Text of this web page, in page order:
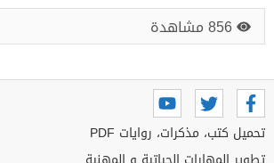
856 مشاهدة
تحميل كتب، مذكرات، روايات PDF